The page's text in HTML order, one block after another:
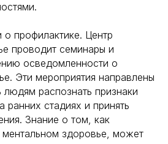
о профилактике. Центр
проводит семинары и
осведомленности о
Эти мероприятия направлены
распознать признаки
ранних стадиях и принять
Знание о том, как
ментальном здоровье, может